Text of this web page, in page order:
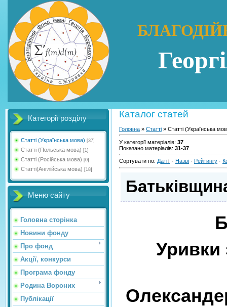
Категорії розділу
Статті (Українська мова) [37]
Статті (Польська мова) [1]
Статті (Російська мова) [0]
Статті(Англійська мова) [18]
Меню сайту
Головна сторінка
Новини фонду
Про фонд
Акції, конкурси
Програма фонду
Родина Вороних
Публікації
Каталог статей
Головна » Статті » Статті (Українська
У категорії матеріалів: 37
Показано матеріалів: 31-37
Сортувати по: Даті · Назві · Рейтингу ·
Уривки